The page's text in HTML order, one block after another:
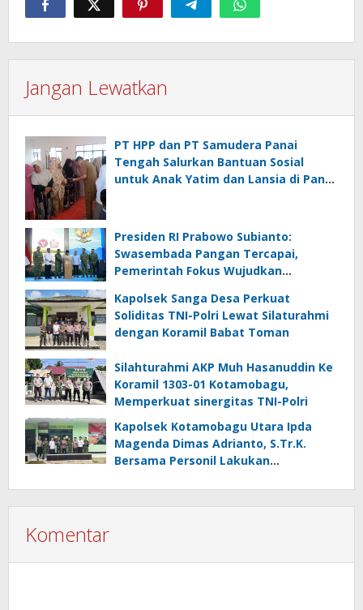
Jangan Lewatkan
PT HPP dan PT Samudera Panai
Tengah Salurkan Bantuan Sosial
untuk Anak Yatim dan Lansia di Panai
Presiden RI Prabowo Subianto:
Swasembada Pangan Tercapai,
Pemerintah Fokus Wujudkan
Kapolsek Sanga Desa Perkuat
Soliditas TNI-Polri Lewat Silaturahmi
dengan Koramil Babat Toman
Silahturahmi AKP Muh Hasanuddin Ke
Koramil 1303-01 Kotamobagu,
Memperkuat sinergitas TNI-Polri
Kapolsek Kotamobagu Utara Ipda
Magenda Dimas Adrianto, S.Tr.K.
Bersama Personil Lakukan
Komentar